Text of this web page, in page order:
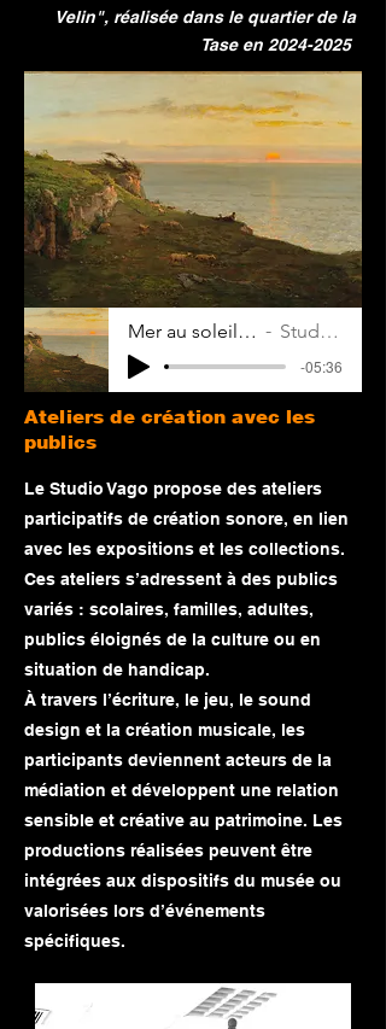
Velin", réalisée dans le quartier de la
Tase en 2024-2025
Mer au soleil couchant Studio Vago
-05:36
Ateliers de création avec les
publics
Le Studio Vago propose des ateliers
participatifs de création sonore, en lien
avec les expositions et les collections.
Ces ateliers s’adressent à des publics
variés : scolaires, familles, adultes,
publics éloignés de la culture ou en
situation de handicap.
À travers l’écriture, le jeu, le sound
design et la création musicale, les
participants deviennent acteurs de la
médiation et développent une relation
sensible et créative au patrimoine. Les
productions réalisées peuvent être
intégrées aux dispositifs du musée ou
valorisées lors d’événements
spécifiques.